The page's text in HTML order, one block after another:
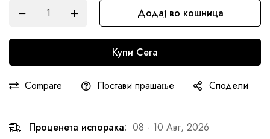
Додај во кошница
Купи Сега
Compare Постави прашање Сподели
Проценета испорака: 08 - 10 Авг, 2026